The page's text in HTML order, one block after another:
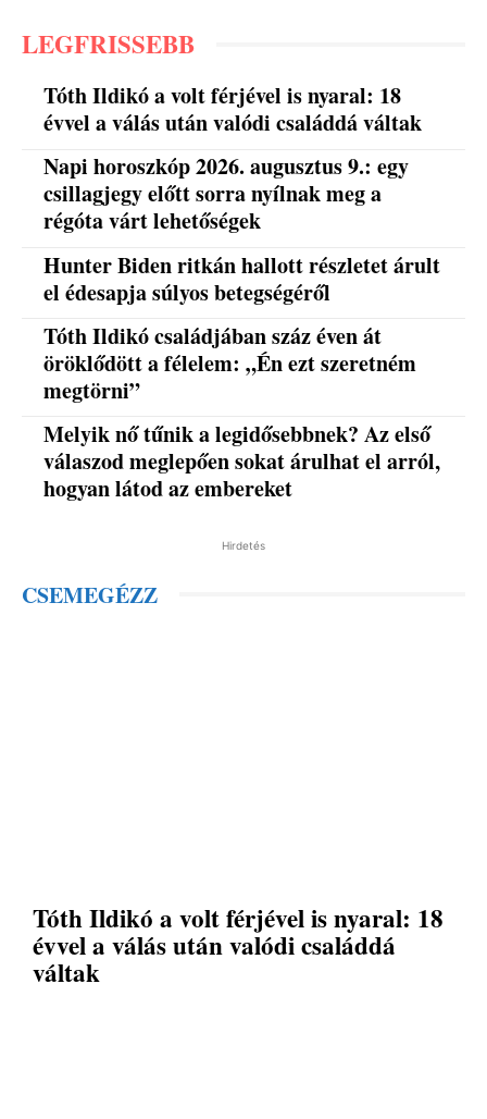
LEGFRISSEBB
Tóth Ildikó a volt férjével is nyaral: 18
évvel a válás után valódi családdá váltak
Napi horoszkóp 2026. augusztus 9.: egy
csillagjegy előtt sorra nyílnak meg a
régóta várt lehetőségek
Hunter Biden ritkán hallott részletet árult
el édesapja súlyos betegségéről
Tóth Ildikó családjában száz éven át
öröklődött a félelem: „Én ezt szeretném
megtörni”
Melyik nő tűnik a legidősebbnek? Az első
válaszod meglepően sokat árulhat el arról,
hogyan látod az embereket
Hirdetés
CSEMEGÉZZ
Tóth Ildikó a volt férjével is nyaral: 18
évvel a válás után valódi családdá
váltak